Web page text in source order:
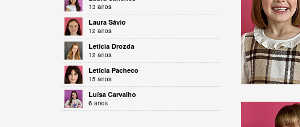
13 anos
Laura Sávio
12 anos
Leticia Drozda
12 anos
Letícia Pacheco
15 anos
Luísa Carvalho
6 anos